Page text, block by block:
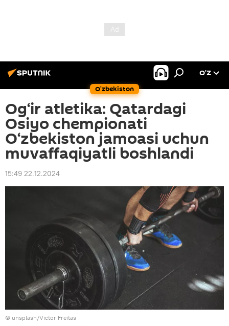
O‘zbekiston
O’Z
Og‘ir atletika: Qatardagi
Osiyo chempionati
O‘zbekiston jamoasi uchun
muvaffaqiyatli boshlandi
15:49 22.12.2024
© unsplash/Victor Freitas